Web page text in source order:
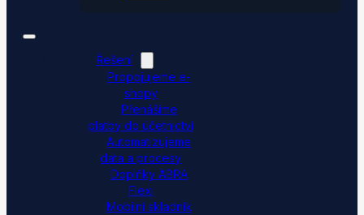
Řešení
Propojujeme e-
shopy
Přenášíme
platby do účetnictví
Automatizujeme
data a procesy
Doplňky ABRA
Flexi
Mobilní skladník